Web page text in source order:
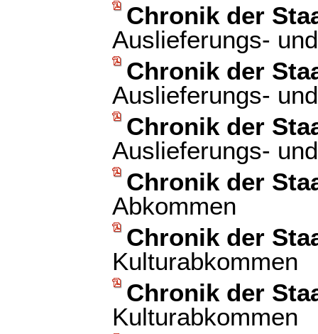
Chronik der
Auslieferungs-
Chronik der
Auslieferungs-
Chronik der
Auslieferungs-
Chronik der
Abkommen
Chronik der
Kulturabkommen
Chronik der
Kulturabkommen